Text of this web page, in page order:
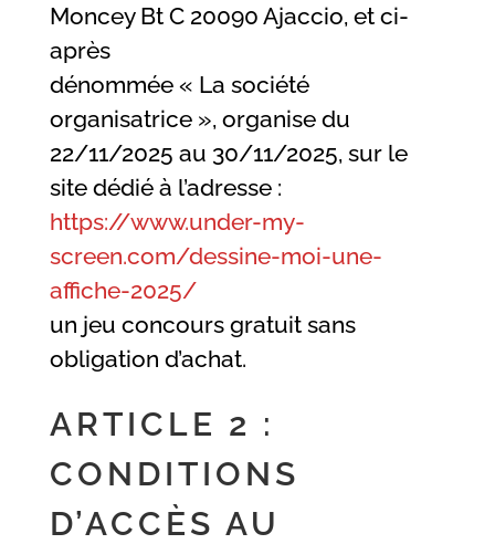
Moncey Bt C 20090 Ajaccio, et ci-
après
dénommée « La société
organisatrice », organise du
22/11/2025 au 30/11/2025, sur le
site dédié à l’adresse :
https://www.under-my-
screen.com/dessine-moi-une-
affiche-2025/
un jeu concours gratuit sans
obligation d’achat.
ARTICLE 2 :
CONDITIONS
D’ACCÈS AU